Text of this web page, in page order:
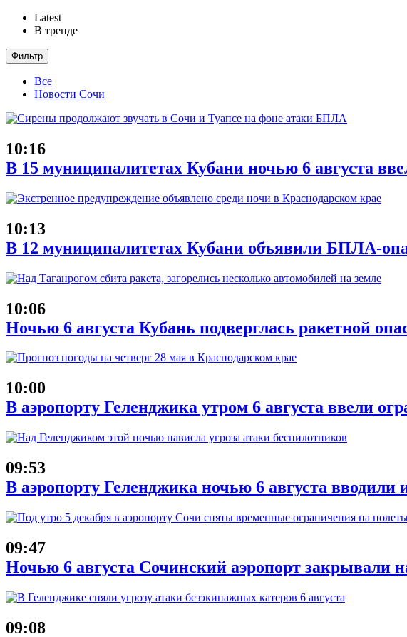
Latest
В тренде
Фильтр
Все
Новости Сочи
10:16
В 15 муниципалитетах Кубани ночью 6 августа
10:13
В 12 муниципалитетах Кубани объявили БПЛА-
10:06
Ночью 6 августа Кубань подверглась ракетной
10:00
В аэропорту Геленджика утром 6 августа ввели
09:53
В аэропорту Геленджика ночью 6 августа
09:47
Ночью 6 августа Сочинский аэропорт закрывали
09:08